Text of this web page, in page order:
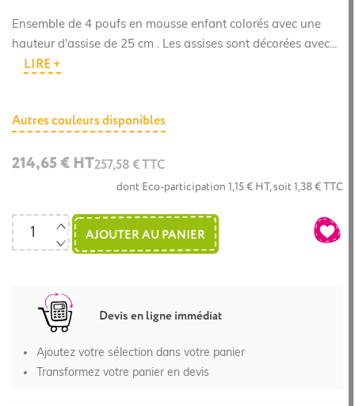
Ensemble de 4 poufs en mousse enfant colorés avec une
hauteur d'assise de 25 cm . Les assises sont décorées avec...
LIRE +
Autres couleurs disponibles
214,65 € HT257,58 € TTC
dont Eco-participation 1,15 € HT, soit 1,38 € TTC
AJOUTER AU PANIER
Devis en ligne immédiat
Ajoutez votre sélection dans votre panier
Transformez votre panier en devis